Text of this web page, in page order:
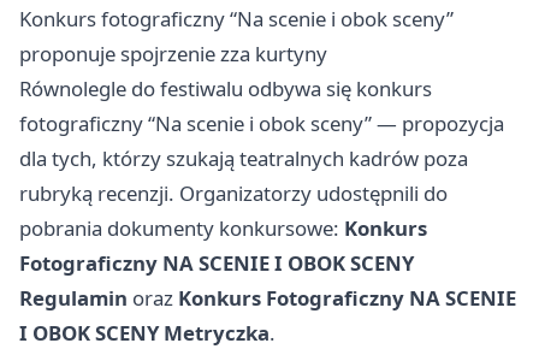
Konkurs fotograficzny “Na scenie i obok sceny”
proponuje spojrzenie zza kurtyny
Równolegle do festiwalu odbywa się konkurs
fotograficzny “Na scenie i obok sceny” — propozycja
dla tych, którzy szukają teatralnych kadrów poza
rubryką recenzji. Organizatorzy udostępnili do
pobrania dokumenty konkursowe: Konkurs
Fotograficzny NA SCENIE I OBOK SCENY
Regulamin oraz Konkurs Fotograficzny NA SCENIE
I OBOK SCENY Metryczka.